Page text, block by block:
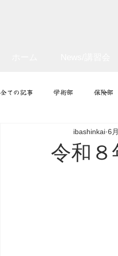
全ての記事 学術部 保険部
令和
ibashinkai 6